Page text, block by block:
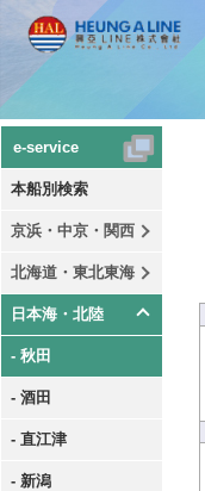
e-service
本船別検索
京浜・中京・関西
北海道・東北東海
日本海・北陸
- 秋田
- 酒田
- 直江津
- 新潟